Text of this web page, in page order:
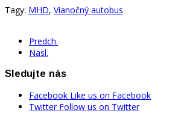
Tagy: MHD, Vianočný autobus
Predch.
Nasl.
Sledujte nás
Facebook Like us on Facebook
Twitter Follow us on Twitter